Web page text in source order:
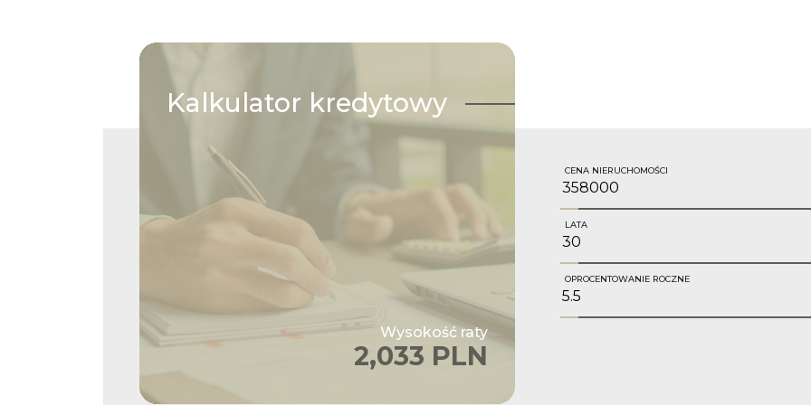
Kalkulator kredytowy
Wysokość raty
2,033 PLN
CENA NIERUCHOMOŚCI
LATA
OPROCENTOWANIE ROCZNE